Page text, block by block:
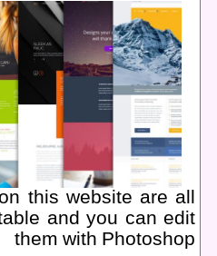
this website are all
and you can edit
them with Photoshop